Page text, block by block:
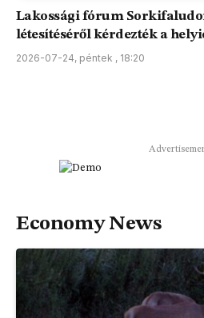
Lakossági fórum
létesítéséről kérdezték a
2026-07-24, péntek , 18:20
Economy News